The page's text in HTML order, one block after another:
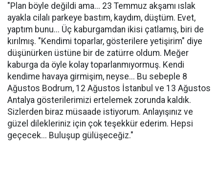
"Plan böyle değildi ama... 23 Temmuz akşamı ıslak
ayakla cilalı parkeye bastım, kaydım, düştüm. Evet,
yaptım bunu... Üç kaburgamdan ikisi çatlamış, biri de
kırılmış. "Kendimi toparlar, gösterilere yetişirim" diye
düşünürken üstüne bir de zatürre oldum. Meğer
kaburga da öyle kolay toparlanmıyormuş. Kendi
kendime havaya girmişim, neyse... Bu sebeple 8
Ağustos Bodrum, 12 Ağustos İstanbul ve 13 Ağustos
Antalya gösterilerimizi ertelemek zorunda kaldık.
Sizlerden biraz müsaade istiyorum. Anlayışınız ve
güzel dilekleriniz için çok teşekkür ederim. Hepsi
geçecek... Buluşup gülüşeceğiz."